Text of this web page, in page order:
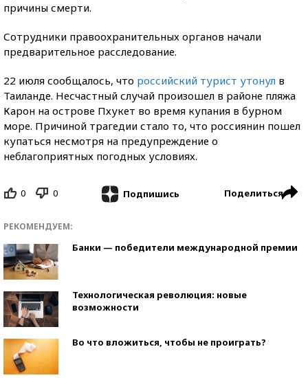
причины смерти.
Сотрудники правоохранительных органов начали
предварительное расследование.
22 июля сообщалось, что российский турист утонул в
Таиланде. Несчастный случай произошел в районе пляжа
Карон на острове Пхукет во время купания в бурном
море. Причиной трагедии стало то, что россиянин пошел
купаться несмотря на предупреждение о
неблагоприятных погодных условиях.
0 0 Подпишись Поделиться
РЕКОМЕНДУЕМ:
Банки — победители международной премии
Технологическая революция: новые
возможности
Во что вложиться, чтобы не проиграть?